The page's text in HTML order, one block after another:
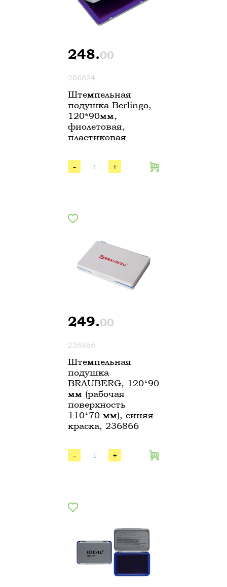
248.00
206824
Штемпельная
подушка Berlingo,
120*90мм,
фиолетовая,
пластиковая
- +
249.00
236866
Штемпельная
подушка
BRAUBERG, 120*90
мм (рабочая
поверхность
110*70 мм), синяя
краска, 236866
- +